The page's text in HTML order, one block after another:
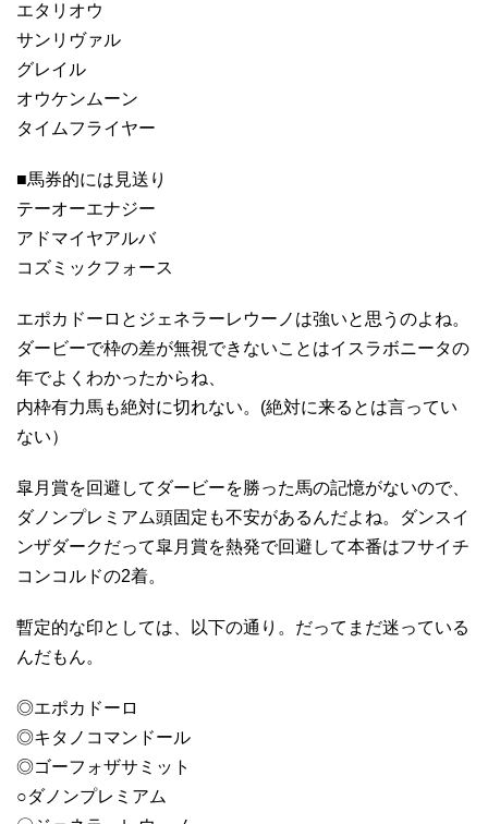
エタリオウ
サンリヴァル
グレイル
オウケンムーン
タイムフライヤー
■馬券的には見送り
テーオーエナジー
アドマイヤアルバ
コズミックフォース
エポカドーロとジェネラーレウーノは強いと思うのよね。
ダービーで枠の差が無視できないことはイスラボニータの
年でよくわかったからね、
内枠有力馬も絶対に切れない。(絶対に来るとは言ってい
ない）
皐月賞を回避してダービーを勝った馬の記憶がないので、
ダノンプレミアム頭固定も不安があるんだよね。ダンスイ
ンザダークだって皐月賞を熱発で回避して本番はフサイチ
コンコルドの2着。
暫定的な印としては、以下の通り。だってまだ迷っている
んだもん。
◎エポカドーロ
◎キタノコマンドール
◎ゴーフォザサミット
○ダノンプレミアム